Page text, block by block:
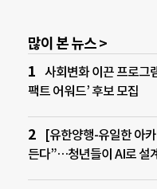
많이 본 뉴스 >
사회변화 이끈 프로그
팩트 어워드’ 후보 모집
[유한양행-유일한 아
든다”…청년들이 AI로 설